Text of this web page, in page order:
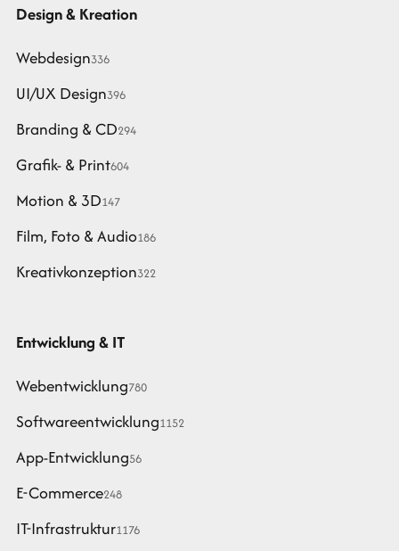
Design & Kreation
Webdesign336
UI/UX Design396
Branding & CD294
Grafik- & Print604
Motion & 3D147
Film, Foto & Audio186
Kreativkonzeption322
Entwicklung & IT
Webentwicklung780
Softwareentwicklung1152
App-Entwicklung56
E-Commerce248
IT-Infrastruktur1176